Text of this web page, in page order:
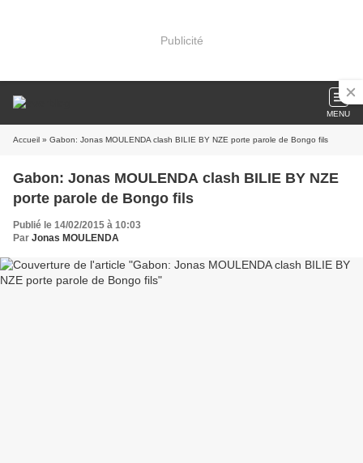
Publicité
MENU
Accueil » Gabon: Jonas MOULENDA clash BILIE BY NZE porte parole de Bongo fils
Gabon: Jonas MOULENDA clash BILIE BY NZE
porte parole de Bongo fils
Publié le 14/02/2015 à 10:03
Par Jonas MOULENDA